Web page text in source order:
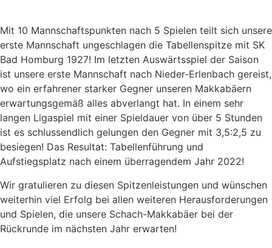
Mit 10 Mannschaftspunkten nach 5 Spielen teilt sich unsere
erste Mannschaft ungeschlagen die Tabellenspitze mit SK
Bad Homburg 1927! Im letzten Auswärtsspiel der Saison
ist unsere erste Mannschaft nach Nieder-Erlenbach gereist,
wo ein erfahrener starker Gegner unseren Makkabäern
erwartungsgemäß alles abverlangt hat. In einem sehr
langen Ligaspiel mit einer Spieldauer von über 5 Stunden
ist es schlussendlich gelungen den Gegner mit 3,5:2,5 zu
besiegen! Das Resultat: Tabellenführung und
Aufstiegsplatz nach einem überragendem Jahr 2022!
Wir gratulieren zu diesen Spitzenleistungen und wünschen
weiterhin viel Erfolg bei allen weiteren Herausforderungen
und Spielen, die unsere Schach-Makkabäer bei der
Rückrunde im nächsten Jahr erwarten!